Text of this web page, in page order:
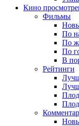
Кино
Фильмы
По
По
По
В
Рейтинги